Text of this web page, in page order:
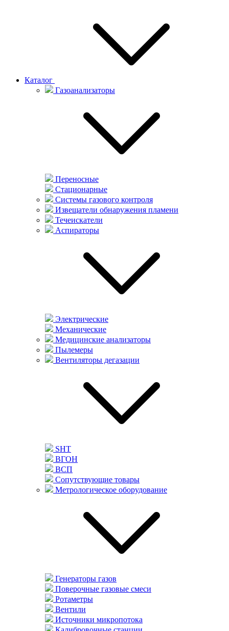
Каталог
Газоанализаторы
Переносные
Стационарные
Системы газового контроля
Извещатели обнаружения пламени
Течеискатели
Аспираторы
Электрические
Механические
Медицинские анализаторы
Пылемеры
Вентиляторы дегазации
SHT
ВГОН
ВСП
Сопутствующие товары
Метрологическое оборудование
Генераторы газов
Поверочные газовые смеси
Ротаметры
Вентили
Источники микропотока